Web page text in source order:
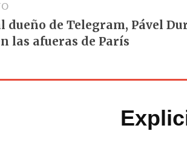
dueño de Telegram, Pável
las afueras de París